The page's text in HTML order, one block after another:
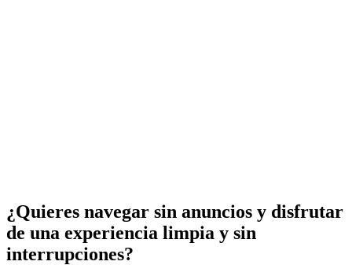
¿Quieres navegar sin anuncios y disfrutar
de una experiencia limpia y sin
interrupciones?